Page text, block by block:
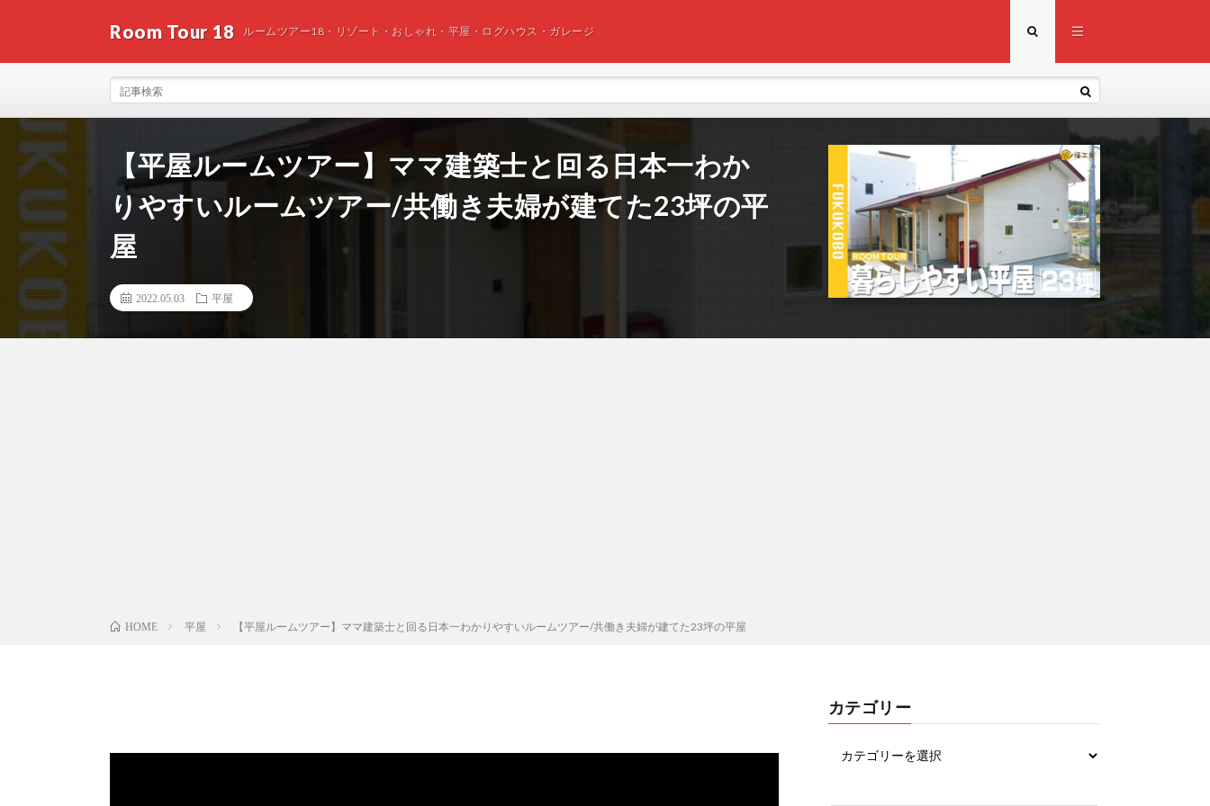
Room Tour 18 ルームツアー18・リゾート・おしゃれ・平屋・ログハウス・ガレージ
【平屋ルームツアー】ママ建築士と回る日本一わか
りやすいルームツアー/共働き夫婦が建てた23坪の平
屋
2022.05.03 平屋
HOME 平屋 【平屋ルームツアー】ママ建築士と回る日本一わかりやすいルームツアー/共働き夫婦が建てた23坪の平屋
カテゴリー